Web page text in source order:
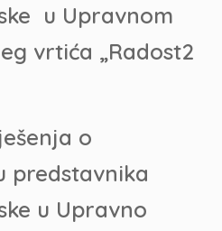
u Upravnom
vrtića „Radost2
o
predstavnika
u Upravno